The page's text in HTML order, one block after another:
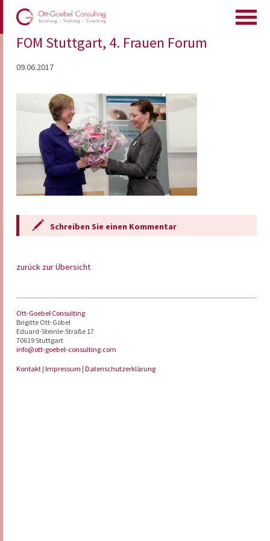
FOM Stuttgart, 4. Frauen Forum
09.06.2017
Schreiben Sie einen Kommentar
zurück zur Übersicht
Ott-Goebel Consulting
Brigitte Ott-Göbel
Eduard-Steinle-Straße 17
70619 Stuttgart
info@ott-goebel-consulting.com
Kontakt |Impressum |Datenschutzerklärung